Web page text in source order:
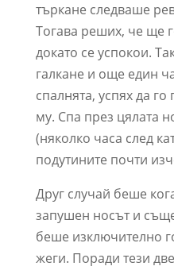
търкане следваше
Тогава реших, че ще
докато се успокои.
галкане и още един
спалнята, успях да
му. Спа през цялата
(няколко часа след
подутините почти
Друг случай беше
запушен носът и
беше изключително
жеги. Поради тези